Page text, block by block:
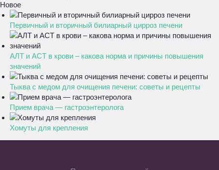
Новое
Первичный и вторичный билиарный цирроз печени
АЛТ и АСТ в крови – какова норма и причины повышения
значений
Тыква с медом для очищения печени: советы и рецепты
Прием врача — гастроэнтеролога
Хомуты для крепления